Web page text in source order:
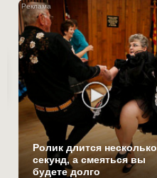
Ролик длится несколько
секунд, а смеяться вы
будете долго